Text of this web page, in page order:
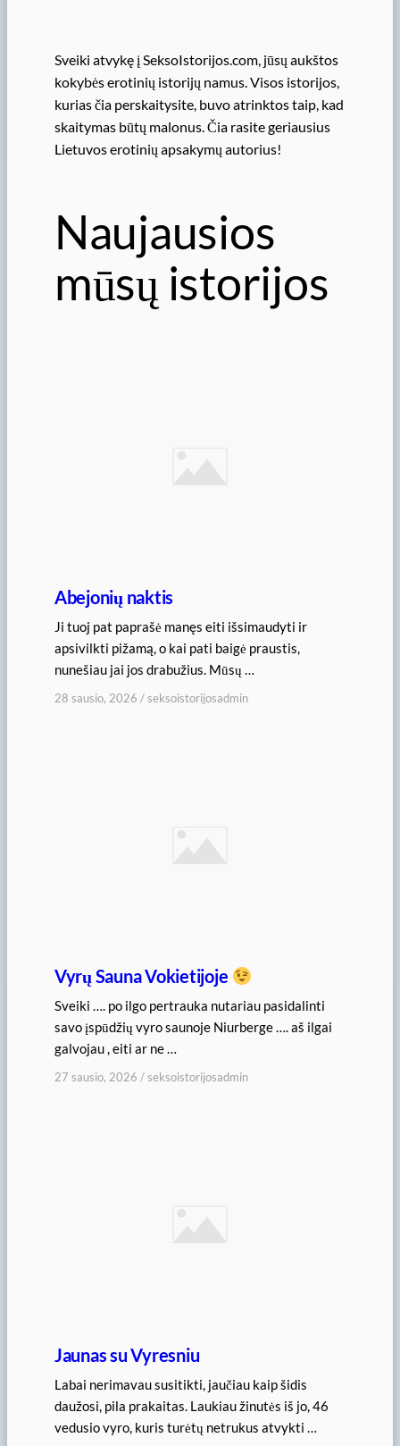
Sveiki atvykę į SeksoIstorijos.com, jūsų aukštos
kokybės erotinių istorijų namus. Visos istorijos,
kurias čia perskaitysite, buvo atrinktos taip, kad
skaitymas būtų malonus. Čia rasite geriausius
Lietuvos erotinių apsakymų autorius!
Naujausios
mūsų istorijos
Abejonių naktis
Ji tuoj pat paprašė manęs eiti išsimaudyti ir
apsivilkti pižamą, o kai pati baigė praustis,
nunešiau jai jos drabužius. Mūsų …
28 sausio, 2026 /seksoistorijosadmin
Vyrų Sauna Vokietijoje
Sveiki …. po ilgo pertrauka nutariau pasidalinti
savo įspūdžių vyro saunoje Niurberge …. aš ilgai
galvojau , eiti ar ne …
27 sausio, 2026 /seksoistorijosadmin
Jaunas su Vyresniu
Labai nerimavau susitikti, jaučiau kaip šidis
daužosi, pila prakaitas. Laukiau žinutės iš jo, 46
vedusio vyro, kuris turėtų netrukus atvykti …